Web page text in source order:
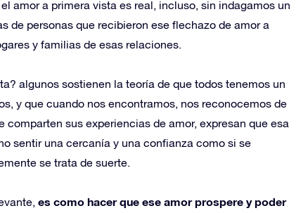
el amor a primera vista es real, incluso, sin indagamos un
de personas que recibieron ese flechazo de amor a
y familias de esas relaciones.
algunos sostienen la teoría de que todos tenemos un
y que cuando nos encontramos, nos reconocemos de
comparten sus experiencias de amor, expresan que esa
sentir una cercanía y una confianza como si se
se trata de suerte.
es como hacer que ese amor prospere y poder